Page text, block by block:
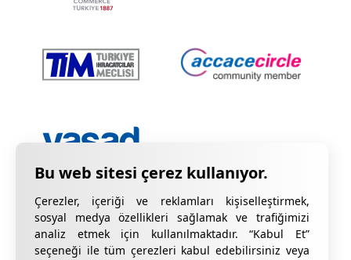
Çerezler, içeriği ve reklamları kişiselleştirmek,
sosyal medya özellikleri sağlamak ve trafiğimizi
analiz etmek için kullanılmaktadır. “Kabul Et”
seçeneği ile tüm çerezleri kabul edebilirsiniz veya